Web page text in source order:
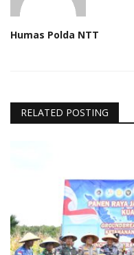
Humas Polda NTT
RELATED POSTING